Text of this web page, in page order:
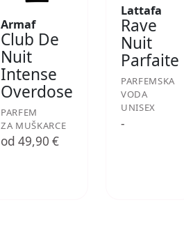
Armaf
Club De
Nuit
Intense
Overdose
PARFEM
ZA MUŠKARCE
od 49,90 €
Lattafa
Rave
Nuit
Parfaite
PARFEMSKA
VODA
UNISEX
-